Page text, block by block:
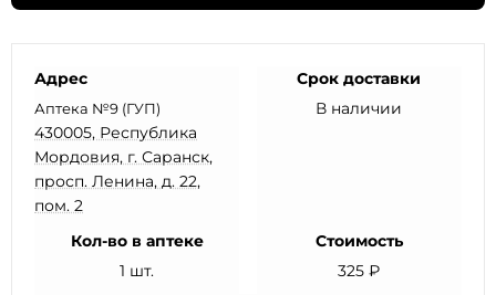
Адрес
Аптека №9 (ГУП)
430005, Республика
Мордовия, г. Саранск,
просп. Ленина, д. 22,
пом. 2
Срок доставки
В наличии
Кол-во в аптеке
1 шт.
Стоимость
325 ₽